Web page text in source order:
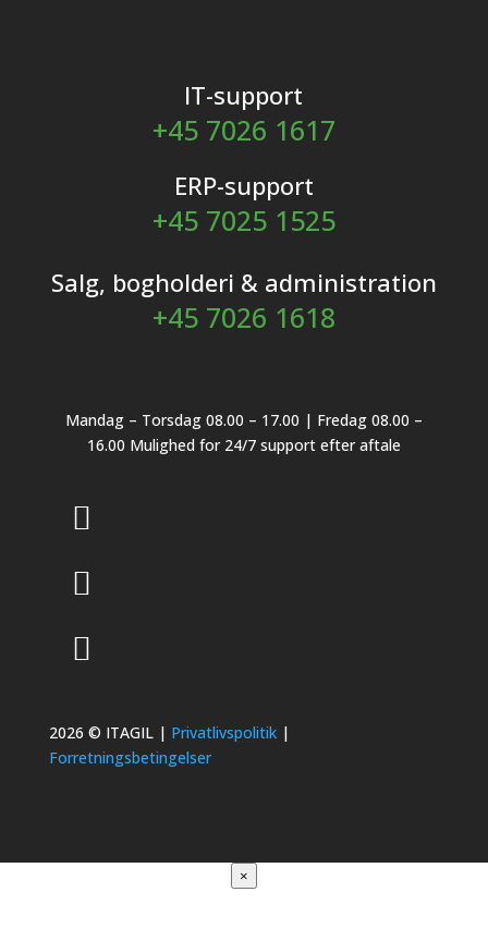
IT-support
+45 7026 1617
ERP-support
+45 7025 1525
Salg, bogholderi & administration
+45 7026 1618
Mandag – Torsdag 08.00 – 17.00 | Fredag 08.00 –
16.00 Mulighed for 24/7 support efter aftale
2026 © ITAGIL | Privatlivspolitik|
Forretningsbetingelser
×